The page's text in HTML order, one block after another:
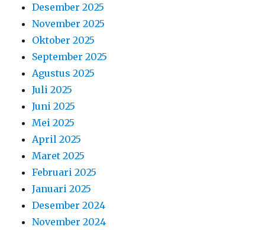
Desember 2025
November 2025
Oktober 2025
September 2025
Agustus 2025
Juli 2025
Juni 2025
Mei 2025
April 2025
Maret 2025
Februari 2025
Januari 2025
Desember 2024
November 2024